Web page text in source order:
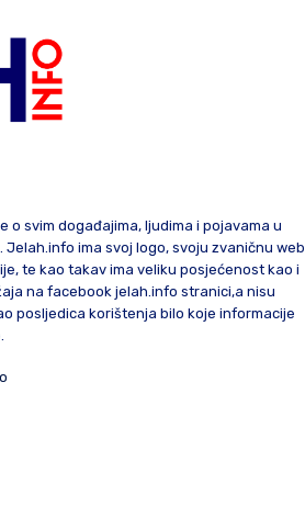
svim događajima, ljudima i pojavama u
ima svoj logo, svoju zvaničnu web
te kao takav ima veliku posjećenost kao i
na facebook jelah.info stranici,a nisu
posljedica korištenja bilo koje informacije